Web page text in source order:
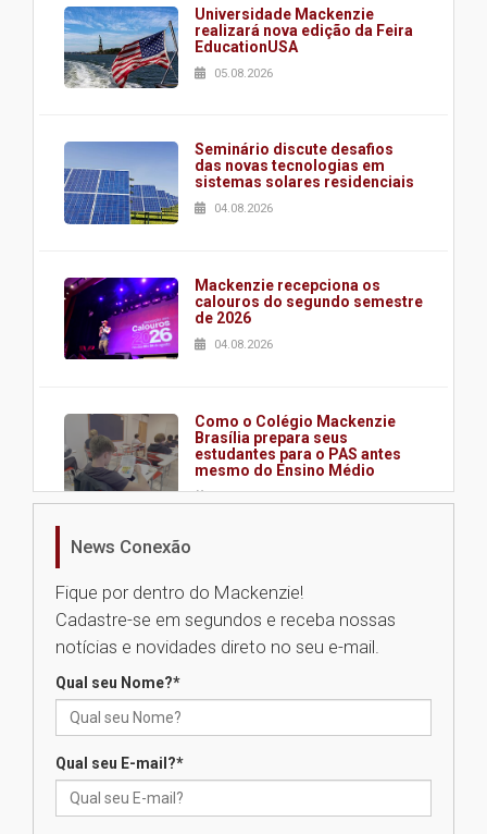
Universidade Mackenzie
realizará nova edição da Feira
EducationUSA
05.08.2026
Seminário discute desafios
das novas tecnologias em
sistemas solares residenciais
04.08.2026
Mackenzie recepciona os
calouros do segundo semestre
de 2026
04.08.2026
Como o Colégio Mackenzie
Brasília prepara seus
estudantes para o PAS antes
mesmo do Ensino Médio
04.08.2026
na educação dos filhos além da
escola
04.08.2026
docentes para debater
News Conexão
Fique por dentro do Mackenzie!
Cadastre-se em segundos e receba nossas
notícias e novidades direto no seu e-mail.
Qual seu Nome?*
Qual seu E-mail?*